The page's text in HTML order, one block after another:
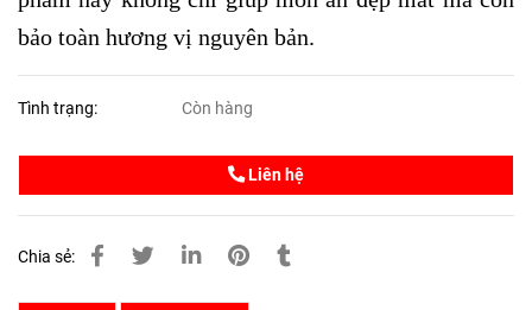
bảo toàn hương vị nguyên bản.
Tình trạng: Còn hàng
Liên hệ
Chia sẻ: